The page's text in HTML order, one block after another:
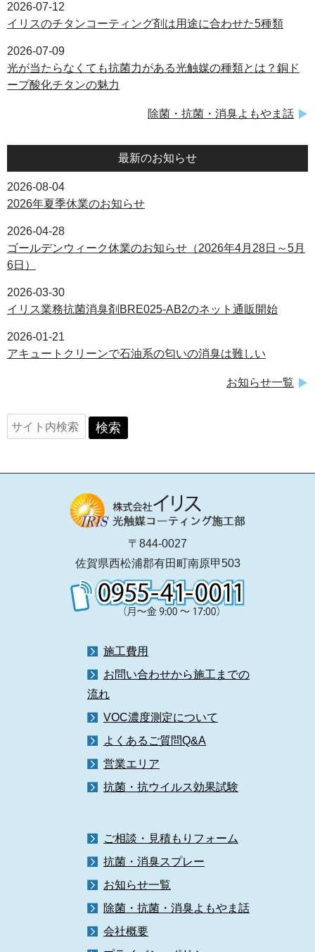
2026-07-12
イリスのチタンコーティング剤は用途に合わせた5種類
2026-07-09
光が当たらなくても抗菌力がある光触媒の種類とは？銅ド
ープ酸化チタンの魅力
除菌・抗菌・消臭よもやま話
最新のお知らせ
2026-08-04
2026年夏季休業のお知らせ
2026-04-28
ゴールデンウィーク休業のお知らせ（2026年4月28日～5月
6日）
2026-03-30
イリス業務抗菌消臭剤BRE025-AB2のネット通販開始
2026-01-21
アキュートクリーンで石油系の匂いの消臭は難しい
お知らせ一覧
〒844-0027
佐賀県西松浦郡有田町南原甲503
施工費用
お問い合わせから施工までの
流れ
VOC濃度測定について
よくあるご質問Q&A
営業エリア
抗菌・抗ウイルス効果試験
ご相談・見積もりフォーム
抗菌・消臭スプレー
お知らせ一覧
除菌・抗菌・消臭よもやま話
会社概要